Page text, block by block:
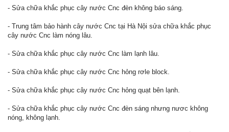
- Sửa chữa khắc phục cây nước Cnc đèn không báo sáng.
- Trung tâm bảo hành cây nước Cnc tại Hà Nội sửa chữa khắc phục
cây nước Cnc làm nóng lâu.
- Sửa chữa khắc phục cây nước Cnc làm lạnh lâu.
- Sửa chữa khắc phục cây nước Cnc hỏng rơle block.
- Sửa chữa khắc phục cây nước Cnc hỏng quạt bên lạnh.
- Sửa chữa khắc phục cây nước Cnc đèn sáng nhưng nươc không
nóng, không lạnh.